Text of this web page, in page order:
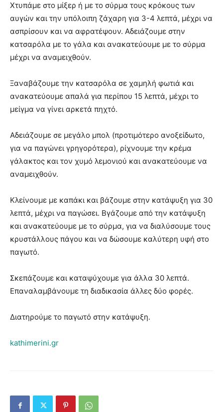
Χτυπάµε στο μίξερ ή με το σύρμα τους κρόκους των
αυγών και την υπόλοιπη ζάχαρη για 3-4 λεπτά, μέχρι να
ασπρίσουν και να αφρατέψουν. Αδειάζουµε στην
κατσαρόλα με το γάλα και ανακατεύουμε με το σύρμα
μέχρι να αναμειχθούν.
Ξαναβάζουμε την κατσαρόλα σε χαμηλή φωτιά και
ανακατεύουμε απαλά για περίπου 15 λεπτά, µέχρι το
µείγµα να γίνει αρκετά πηχτό.
Αδειάζουμε σε μεγάλο μπολ (προτιμότερο ανοξείδωτο,
για να παγώνει γρηγορότερα), ρίχνουμε την κρέμα
γάλακτος και τον χυμό λεμονιού και ανακατεύουμε να
αναμειχθούν.
Κλείνουμε με καπάκι και βάζουμε στην κατάψυξη για 30
λεπτά, μέχρι να παγώσει. Βγάζουμε από την κατάψυξη
και ανακατεύουμε με το σύρμα, για να διαλύσουµε τους
κρυστάλλους πάγου και να δώσουµε καλύτερη υφή στο
παγωτό.
Σκεπάζουμε και καταψύχουμε για άλλα 30 λεπτά.
Επαναλαμβάνουμε τη διαδικασία άλλες δύο φορές.
Διατηρούμε το παγωτό στην κατάψυξη.
kathimerini.gr